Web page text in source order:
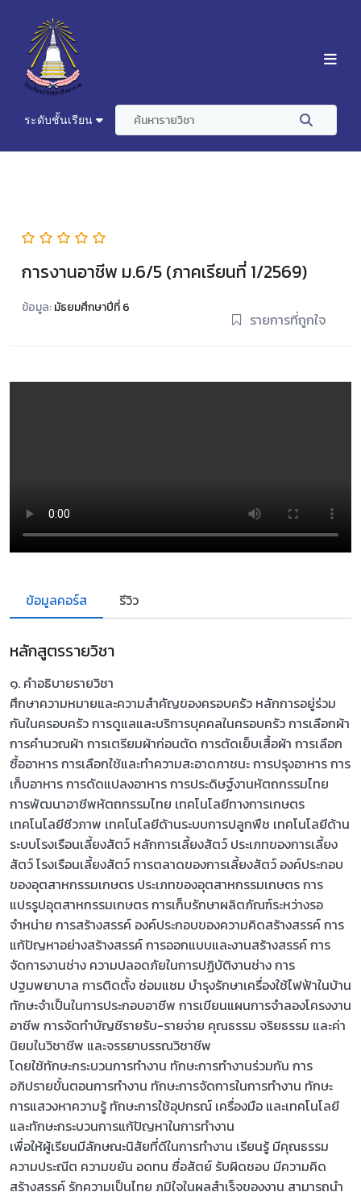
ระดับชั้นเรียน
การงานอาชีพ ม.6/5 (ภาคเรียนที่ 1/2569)
ข้อมูล:มัธยมศึกษาปีที่ 6
รายการที่ถูกใจ
ข้อมูลคอร์ส รีวิว
หลักสูตรรายวิชา
๑. คำอธิบายรายวิชา
ศึกษาความหมายและความสำคัญของครอบครัว หลักการอยู่ร่วม
กันในครอบครัว การดูแลและบริการบุคคลในครอบครัว การเลือกผ้า
การคำนวณผ้า การเตรียมผ้าก่อนตัด การตัดเย็บเสื้อผ้า การเลือก
ซื้ออาหาร การเลือกใช้และทำความสะอาดภาชนะ การปรุงอาหาร การ
เก็บอาหาร การดัดแปลงอาหาร การประดิษฐ์งานหัตถกรรมไทย
การพัฒนาอาชีพหัตถกรรมไทย เทคโนโลยีทางการเกษตร
เทคโนโลยีชีวภาพ เทคโนโลยีด้านระบบการปลูกพืช เทคโนโลยีด้าน
ระบบโรงเรือนเลี้ยงสัตว์ หลักการเลี้ยงสัตว์ ประเภทของการเลี้ยง
สัตว์ โรงเรือนเลี้ยงสัตว์ การตลาดของการเลี้ยงสัตว์ องค์ประกอบ
ของอุตสาหกรรมเกษตร ประเภทของอุตสาหกรรมเกษตร การ
แปรรูปอุตสาหกรรมเกษตร การเก็บรักษาผลิตภัณฑ์ระหว่างรอ
จำหน่าย การสร้างสรรค์ องค์ประกอบของความคิดสร้างสรรค์ การ
แก้ปัญหาอย่างสร้างสรรค์ การออกแบบและงานสร้างสรรค์ การ
จัดการงานช่าง ความปลอดภัยในการปฏิบัติงานช่าง การ
ปฐมพยาบาล การติดตั้ง ซ่อมแซม บำรุงรักษาเครื่องใช้ไฟฟ้าในบ้าน
ทักษะจำเป็นในการประกอบอาชีพ การเขียนแผนการจำลองโครงงาน
อาชีพ การจัดทำบัญชีรายรับ-รายจ่าย คุณธรรม จริยธรรม และค่า
นิยมในวิชาชีพ และจรรยาบรรณวิชาชีพ
โดยใช้ทักษะกระบวนการทำงาน ทักษะการทำงานร่วมกัน การ
อภิปรายขั้นตอนการทำงาน ทักษะการจัดการในการทำงาน ทักษะ
การแสวงหาความรู้ ทักษะการใช้อุปกรณ์ เครื่องมือ และเทคโนโลยี
และทักษะกระบวนการแก้ปัญหาในการทำงาน
เพื่อให้ผู้เรียนมีลักษณะนิสัยที่ดีในการทำงาน เรียนรู้ มีคุณธรรม
ความประณีต ความขยัน อดทน ซื่อสัตย์ รับผิดชอบ มีความคิด
สร้างสรรค์ รักความเป็นไทย ภูมิใจในผลสำเร็จของงาน สามารถนำ